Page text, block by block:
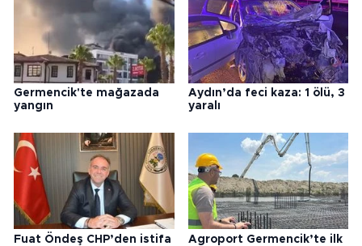
Germencik'te mağazada
yangın
Aydın’da feci kaza: 1 ölü, 3
yaralı
Fuat Öndeş CHP’den istifa
Agroport Germencik’te ilk